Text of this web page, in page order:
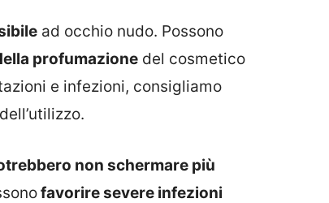
ad occhio nudo. Possono
profumazione del cosmetico
e infezioni, consigliamo
non schermare più
favorire severe infezioni